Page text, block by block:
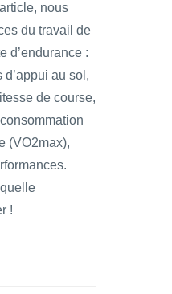
nous
du travail de
d’endurance :
au sol,
de course,
(VO2max),
!